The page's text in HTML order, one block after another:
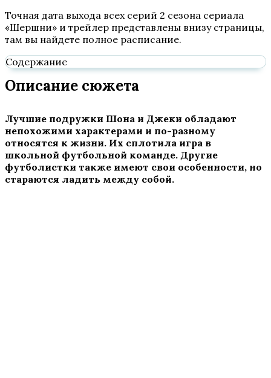
Точная дата выхода всех серий 2 сезона сериала
«Шершни» и трейлер представлены внизу страницы,
там вы найдете полное расписание.
Содержание
Описание сюжета
Лучшие подружки Шона и Джеки обладают
непохожими характерами и по-разному
относятся к жизни. Их сплотила игра в
школьной футбольной команде. Другие
футболистки также имеют свои особенности, но
стараются ладить между собой.